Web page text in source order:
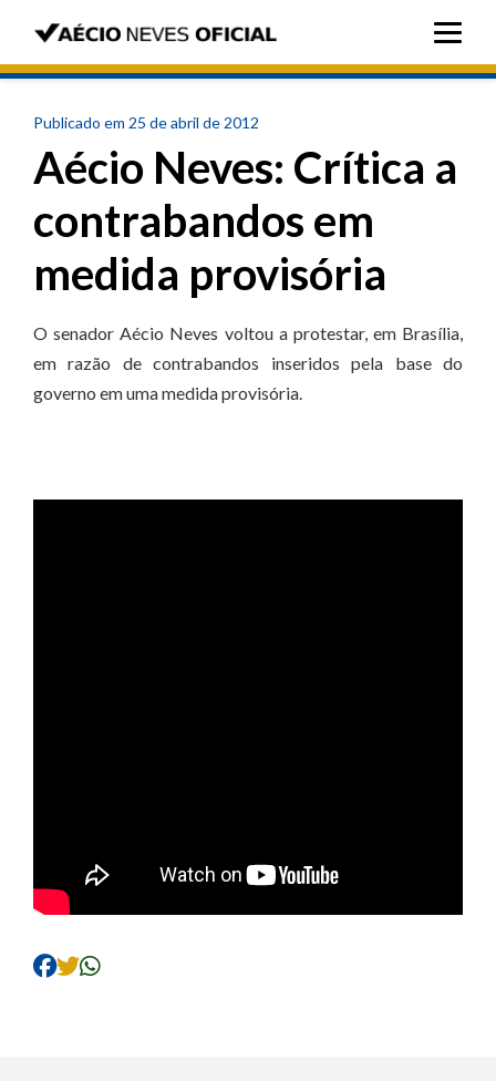
Publicado em 25 de abril de 2012
Aécio Neves: Crítica a
contrabandos em
medida provisória
O senador Aécio Neves voltou a protestar, em Brasília,
em razão de contrabandos inseridos pela base do
governo em uma medida provisória.